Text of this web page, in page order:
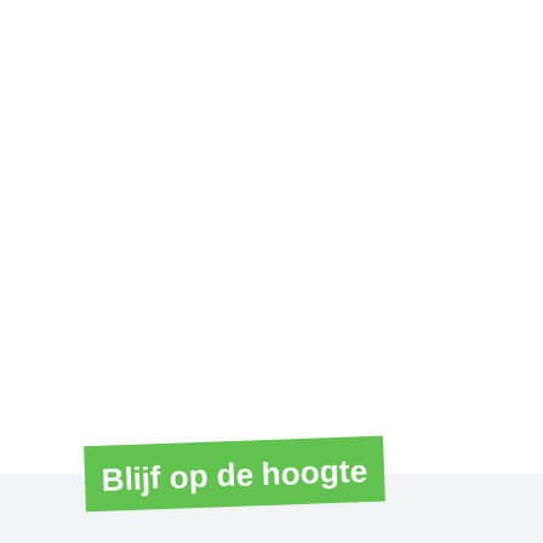
Blijf op de hoogte